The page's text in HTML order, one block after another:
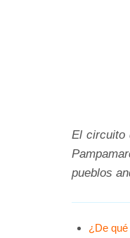
El circuito
pueblos
¿De